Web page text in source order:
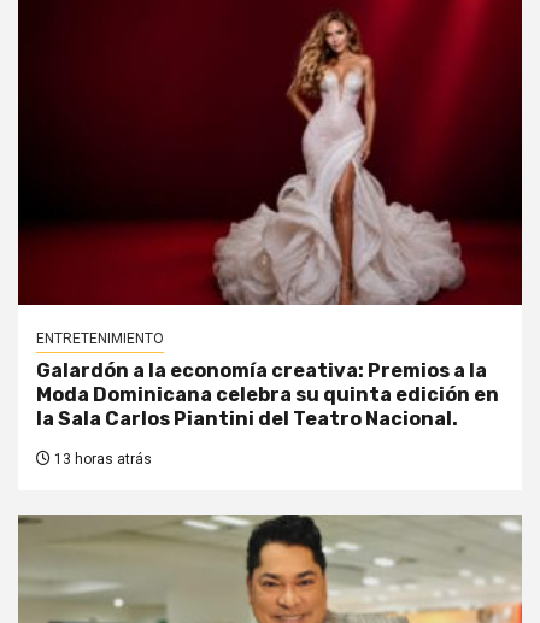
ENTRETENIMIENTO
Galardón a la economía creativa: Premios a la
Moda Dominicana celebra su quinta edición en
la Sala Carlos Piantini del Teatro Nacional.
13 horas atrás